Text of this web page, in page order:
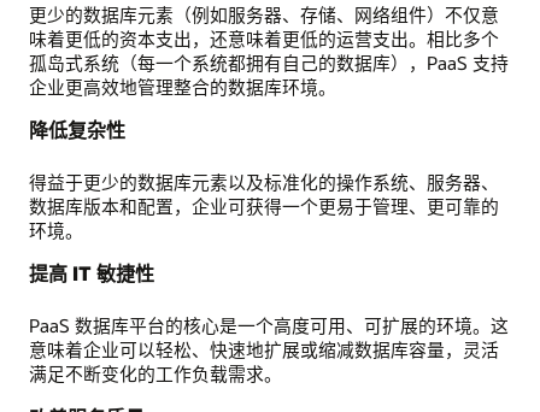
更少的数据库元素（例如服务器、存储、网络组件）不仅意
味着更低的资本支出，还意味着更低的运营支出。相比多个
孤岛式系统（每一个系统都拥有自己的数据库），PaaS 支持
企业更高效地管理整合的数据库环境。
降低复杂性
得益于更少的数据库元素以及标准化的操作系统、服务器、
数据库版本和配置，企业可获得一个更易于管理、更可靠的
环境。
提高 IT 敏捷性
PaaS 数据库平台的核心是一个高度可用、可扩展的环境。这
意味着企业可以轻松、快速地扩展或缩减数据库容量，灵活
满足不断变化的工作负载需求。